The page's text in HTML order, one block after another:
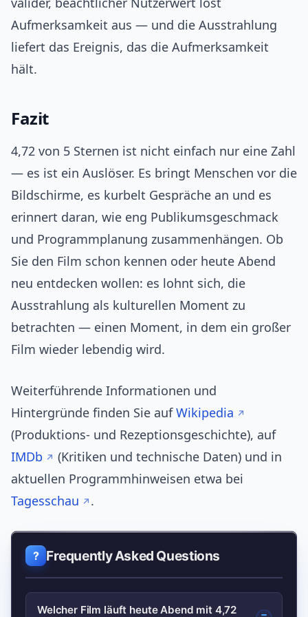
Aufmerksamkeit aus — und die Ausstrahlung
liefert das Ereignis, das die Aufmerksamkeit
hält.
Fazit
4,72 von 5 Sternen ist nicht einfach nur eine Zahl
— es ist ein Auslöser. Es bringt Menschen vor die
Bildschirme, es kurbelt Gespräche an und es
erinnert daran, wie eng Publikumsgeschmack
und Programmplanung zusammenhängen. Ob
Sie den Film schon kennen oder heute Abend
neu entdecken wollen: es lohnt sich, die
Ausstrahlung als kulturellen Moment zu
betrachten — einen Moment, in dem ein großer
Film wieder lebendig wird.
Weiterführende Informationen und
Hintergründe finden Sie aufWikipedia
(Produktions- und Rezeptionsgeschichte), auf
IMDb
(Kritiken und technische Daten) und in
aktuellen Programmhinweisen etwa bei
Tagesschau
.
Frequently Asked Questions
Welcher Film läuft heute Abend mit 4,72